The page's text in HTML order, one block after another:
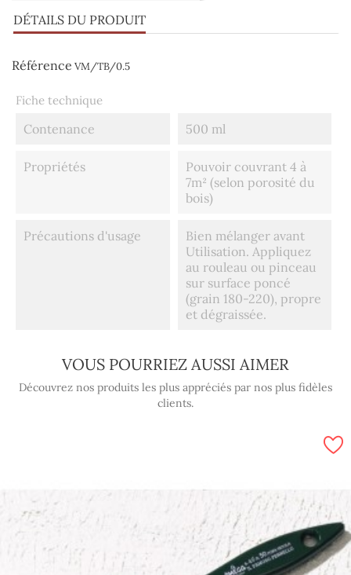
DÉTAILS DU PRODUIT
Référence VM/TB/0.5
Fiche technique
Contenance 500 ml
Propriétés
Pouvoir couvrant 4 à
7m² (selon porosité du
bois)
Précautions d'usage
Bien mélanger avant
Utilisation. Appliquez
au rouleau ou pinceau
sur surface poncé
(grain 180-220), propre
et dégraissée.
VOUS POURRIEZ AUSSI AIMER
Découvrez nos produits les plus appréciés par nos plus fidèles
clients.